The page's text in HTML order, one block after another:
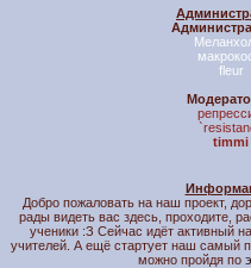
fleur
timmi
Добро пожаловать на наш проект,
рады видеть вас здесь, проходите,
ученики :З Сейчас идёт активный
учителей. А ещё стартует наш самый
можно пройдя по